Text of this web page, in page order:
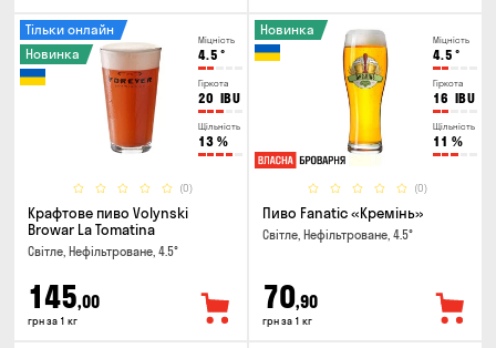
Міцність
4.5 °
Гіркота
20 IBU
Щільність
13 %
(0)
Тільки онлайн
Новинка
Крафтове пиво Volynski
Browar La Tomatina
Світле, Нефільтроване, 4.5°
145,00
грн за 1 кг
Міцність
4.5 °
Гіркота
16 IBU
Щільність
11 %
(0)
Новинка
Пиво Fanatic «Кремінь»
Світле, Нефільтроване, 4.5°
70,90
грн за 1 кг